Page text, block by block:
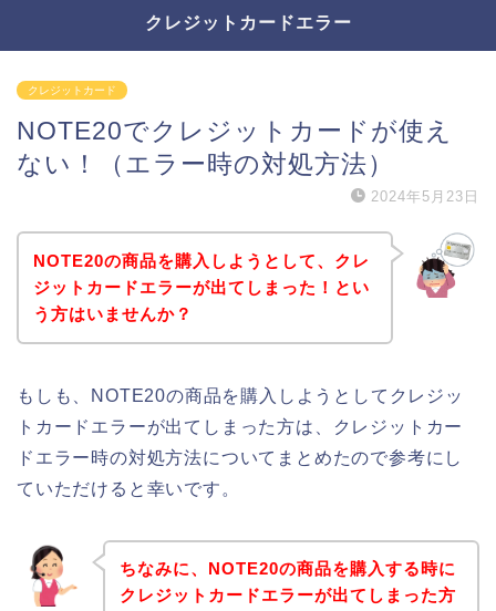
クレジットカードエラー
クレジットカード
NOTE20でクレジットカードが使え
ない！（エラー時の対処方法）
2024年5月23日
NOTE20の商品を購入しようとして、クレ
ジットカードエラーが出てしまった！とい
う方はいませんか？
もしも、NOTE20の商品を購入しようとしてクレジッ
トカードエラーが出てしまった方は、クレジットカー
ドエラー時の対処方法についてまとめたので参考にし
ていただけると幸いです。
ちなみに、NOTE20の商品を購入する時に
クレジットカードエラーが出てしまった方